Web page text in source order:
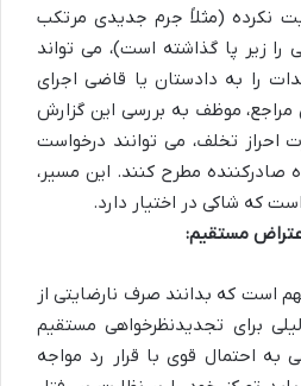
نکرده (مثلاً جرم جدیدی مرتکب
را زیر پا گذاشته است)، می تواند
را به دادستان یا قاضی اجرای
مراجع، موظف به بررسی این گزارش
تخلف، می توانند درخواست
صادرکننده مطرح کنند. این مسیر،
که شاکی در اختیار دارد.
مستقیم:
است که بدانند صرف نارضایتی از
برای تجدیدنظرخواهی مستقیم
به احتمال قوی با قرار رد مواجه